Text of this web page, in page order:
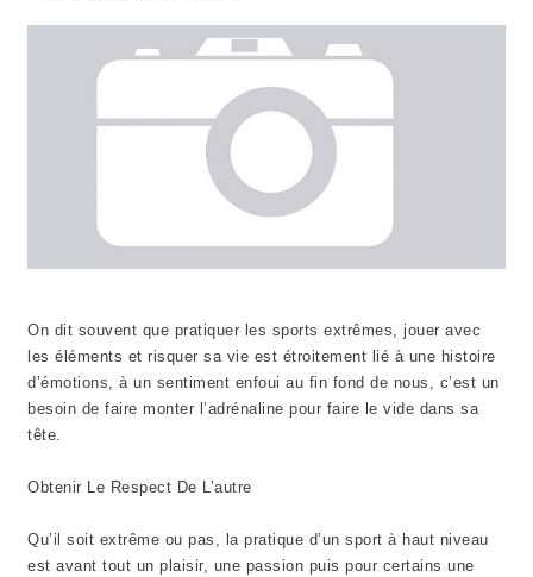
On dit souvent que pratiquer les sports extrêmes, jouer avec
les éléments et risquer sa vie est étroitement lié à une histoire
d’émotions, à un sentiment enfoui au fin fond de nous, c’est un
besoin de faire monter l’adrénaline pour faire le vide dans sa
tête.
Obtenir Le Respect De L’autre
Qu’il soit extrême ou pas, la pratique d’un sport à haut niveau
est avant tout un plaisir, une passion puis pour certains une